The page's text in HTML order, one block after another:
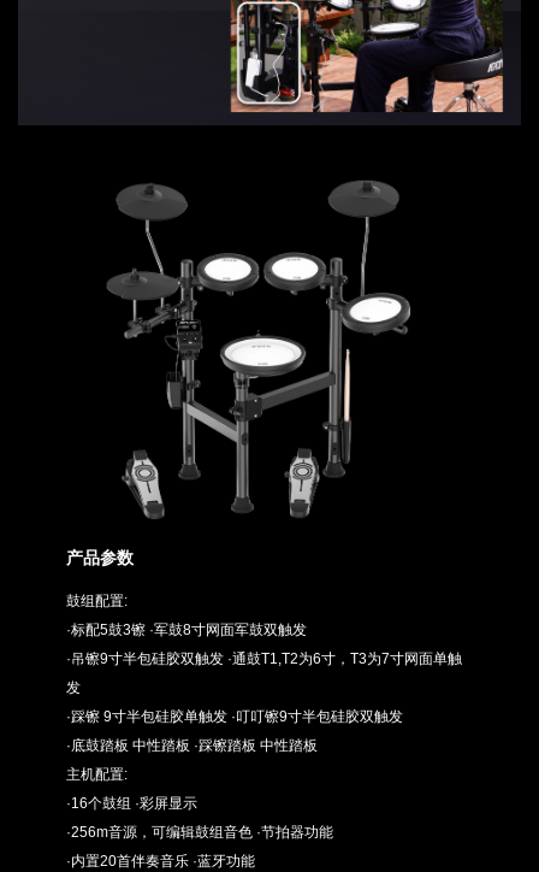
产品参数
鼓组配置:
·标配5鼓3镲 ·军鼓8寸网面军鼓双触发
·吊镲9寸半包硅胶双触发 ·通鼓T1,T2为6寸，T3为7寸网面单触
发
·踩镲 9寸半包硅胶单触发 ·叮叮镲9寸半包硅胶双触发
·底鼓踏板 中性踏板 ·踩镲踏板 中性踏板
主机配置:
·16个鼓组 ·彩屏显示
·256m音源，可编辑鼓组音色 ·节拍器功能
·内置20首伴奏音乐 ·蓝牙功能